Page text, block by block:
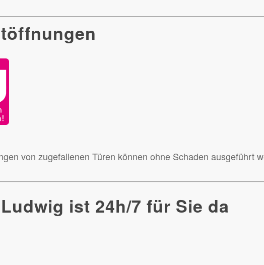
von zugefallenen Türen können ohne Schaden ausgeführt
ist 24h/7 für Sie da